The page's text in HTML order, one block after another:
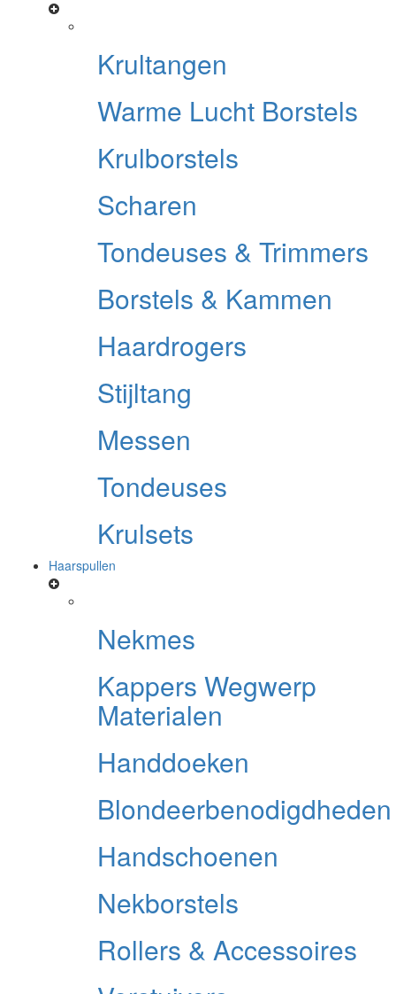
Krultangen
Warme Lucht Borstels
Krulborstels
Scharen
Tondeuses & Trimmers
Borstels & Kammen
Haardrogers
Stijltang
Messen
Tondeuses
Krulsets
Haarspullen
Nekmes
Kappers Wegwerp
Materialen
Handdoeken
Blondeerbenodigdheden
Handschoenen
Nekborstels
Rollers & Accessoires